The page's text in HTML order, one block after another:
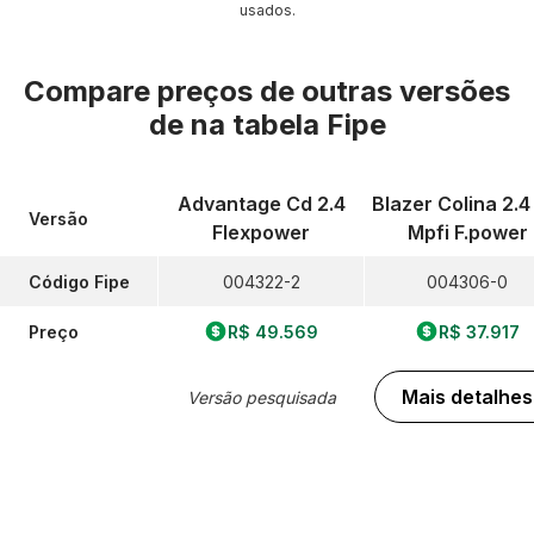
usados.
Compare preços de outras versões
de na tabela Fipe
Versão
Código Fipe
Preço
Advantage Cd 2.4
Flexpower
004322-2
R$ 49.569
Versão pesquisada
Blazer Colina 2.4
Mpfi F.power
004306-0
R$ 37.917
Mais detalhes